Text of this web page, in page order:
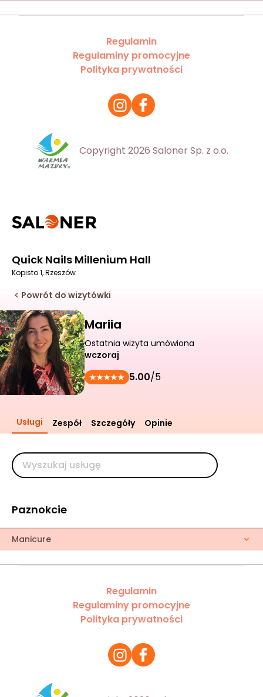
Regulamin
Regulaminy promocyjne
Polityka prywatności
Copyright 2026 Saloner Sp. z o.o.
Quick Nails Millenium Hall
Kopisto 1, Rzeszów
Powrót do wizytówki
Mariia
Ostatnia wizyta umówiona
wczoraj
5.00/5
Usługi Zespół Szczegóły Opinie
Paznokcie
Manicure
Regulamin
Regulaminy promocyjne
Polityka prywatności